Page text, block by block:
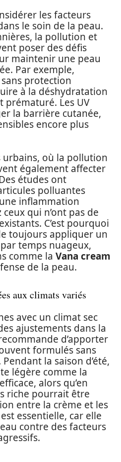
les facteurs
le soin de la peau.
la pollution et
poser des défis
maintenir une peau
Par exemple,
protection
à la déshydratation
prématuré. Les UV
la barrière cutanée,
encore plus
urbains, où la pollution
également affecter
études ont
polluantes
inflammation
qui n’ont pas de
C’est pourquoi
toujours appliquer un
temps nuageux,
comme la Vana cream
de la peau.
aux climats variés
avec un climat sec
ajustements dans la
d’apporter
formulés sans
la saison d’été,
légère comme la
alors qu’en
riche pourrait être
entre la crème et les
essentielle, car elle
contre des facteurs